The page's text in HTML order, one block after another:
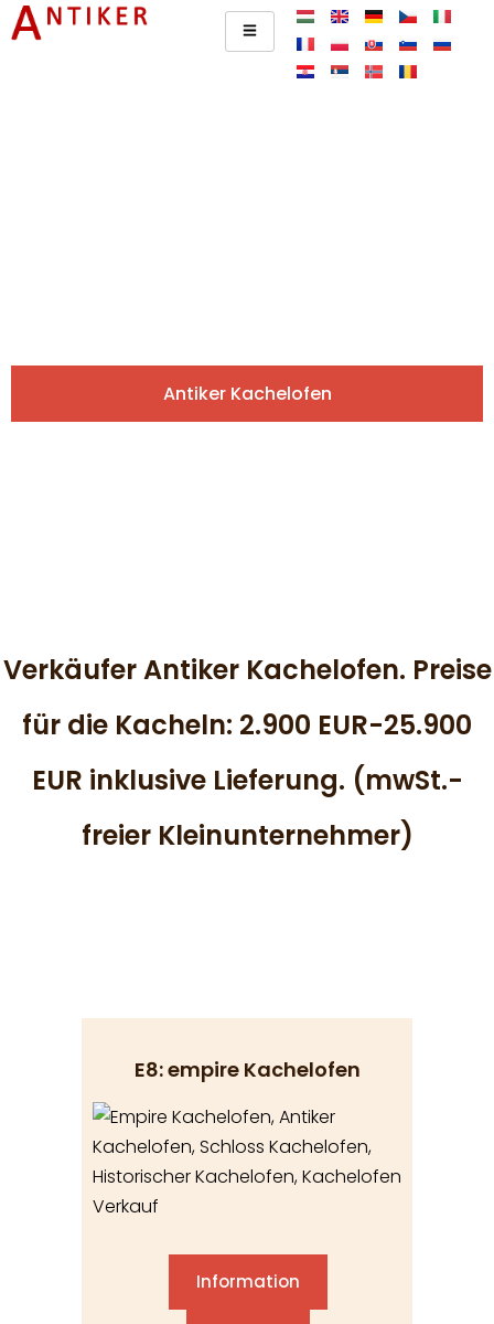
Antiker Kachelofen
Verkäufer Antiker Kachelofen. Preise
für die Kacheln: 2.900 EUR-25.900
EUR inklusive Lieferung. (mwSt.-
freier Kleinunternehmer)
E8: empire Kachelofen
Information